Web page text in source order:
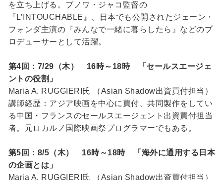
を立ち上げる。ブノワ・ジャコ監督の
『L’INTOUCHABLE』、日本でも公開されたジェーン・
フォンダ主演の『みんなで一緒に暮らしたら』などのプ
ロデューサーとして活躍。
第4回：7/29（木） 16時～18時 「セールスエージェ
ントの役割」
Maria A. RUGGIERI氏 （Asian Shadow出資買付担当）
講師経歴：アジア映画を中心に買付、共同製作をしてい
る中国・フランスのセールスエージェント出資買付担当
者。元ロカルノ国際映画祭プログラマーでもある。
第5回：8/5（木） 16時～18時 「海外に通用する日本
の企画とは」
Maria A. RUGGIERI氏 （Asian Shadow出資買付担当）